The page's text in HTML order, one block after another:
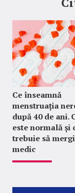
Ce înseamnă
menstruația
după 40 de ani.
este normală și
trebuie să
medic